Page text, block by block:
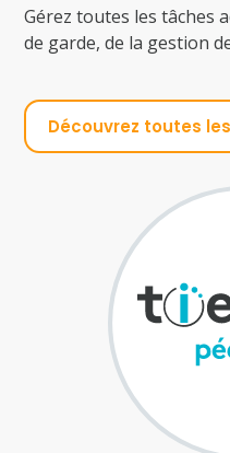
Gérez toutes les tâches
de garde, de la gestion
Découvrez toutes